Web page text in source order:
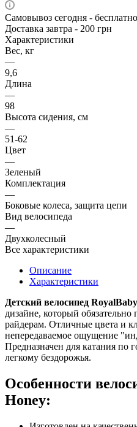
Самовывоз сегодня - бесплатно
Доставка завтра - 200 грн
Характеристики
Вес, кг
—
9,6
Длина
—
98
Высота сидения, см
—
51-62
Цвет
—
Зеленый
Комплектация
—
Боковые колеса, защита цепи
Вид велосипеда
—
Двухколесный
Все характеристики
Описание
Характеристики
Детский велосипед
дизайне, который
райдерам. Отличные цвета и
непередаваемое ощущение
Предназначен для катания по
легкому бездорожья.
Особенности
Honey: